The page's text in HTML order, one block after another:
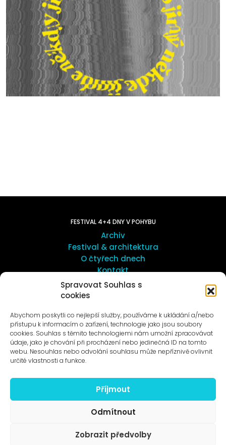
Spravovat Souhlas s
cookies
Abychom poskytli co nejlepší služby, používáme k ukládání a/nebo
přístupu k informacím o zařízení, technologie jako jsou soubory
cookies. Souhlas s těmito technologiemi nám umožní zpracovávat
údaje, jako je chování při procházení nebo jedinečná ID na tomto
webu. Nesouhlas nebo odvolání souhlasu může nepříznivě ovlivnit
určité vlastnosti a funkce.
Příjmout
Odmítnout
Zobrazit předvolby
FESTIVAL 4+4 DNY V POHYBU
Archiv
Festival & architektura
O čtyřech dnech
Kontakt
O umění v Motole
Novinky na e-mail